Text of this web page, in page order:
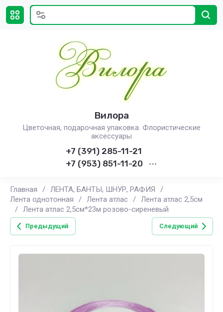
Вилора
Цветочная, подарочная упаковка. Флористические
аксессуары
+7 (391) 285-11-21
+7 (953) 851-11-20
Главная / ЛЕНТА, БАНТЫ, ШНУР, РАФИЯ
/
Лента однотонная
/ Лента атлас / Лента атлас 2,5см
/ Лента атлас 2,5см*23м розово-сиреневый
Предыдущий Следующий